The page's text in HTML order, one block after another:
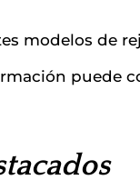
modelos de
puede